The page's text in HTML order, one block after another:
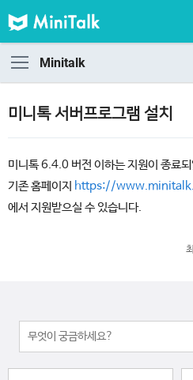
Minitalk
미니톡 서버프로그램 설치
미니톡 6.4.0 버전 이하는 지원이 종료
기존 홈페이지 https://
에서 지원받으실 수 있습니다.